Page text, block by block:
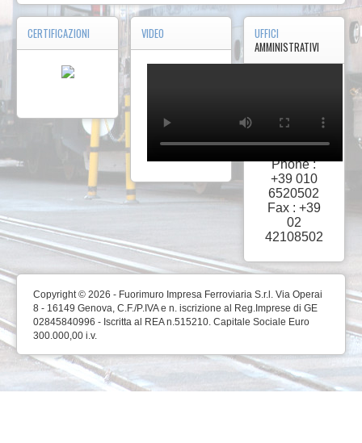
CERTIFICAZIONI VIDEO
UFFICI
AMMINISTRATIVI
Genova
Phone :
+39 010
6520502
Fax : +39
02
42108502
Copyright © 2026 - Fuorimuro Impresa Ferroviaria S.r.l. Via Operai
8 - 16149 Genova, C.F./P.IVA e n. iscrizione al Reg.Imprese di GE
02845840996 - Iscritta al REA n.515210. Capitale Sociale Euro
300.000,00 i.v.